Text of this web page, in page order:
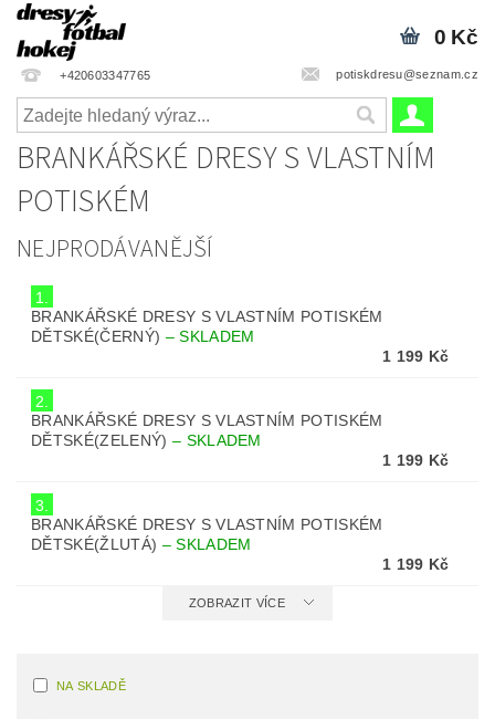
+420603347765 potiskdresu@seznam.cz
0 Kč
BRANKÁŘSKÉ DRESY S VLASTNÍM
POTISKÉM
NEJPRODÁVANĚJŠÍ
1.
BRANKÁŘSKÉ DRESY S VLASTNÍM POTISKÉM
DĚTSKÉ(ČERNÝ) –SKLADEM
1 199 Kč
2.
BRANKÁŘSKÉ DRESY S VLASTNÍM POTISKÉM
DĚTSKÉ(ZELENÝ) – SKLADEM
1 199 Kč
3.
BRANKÁŘSKÉ DRESY S VLASTNÍM POTISKÉM
DĚTSKÉ(ŽLUTÁ) –SKLADEM
1 199 Kč
ZOBRAZIT VÍCE
NA SKLADĚ